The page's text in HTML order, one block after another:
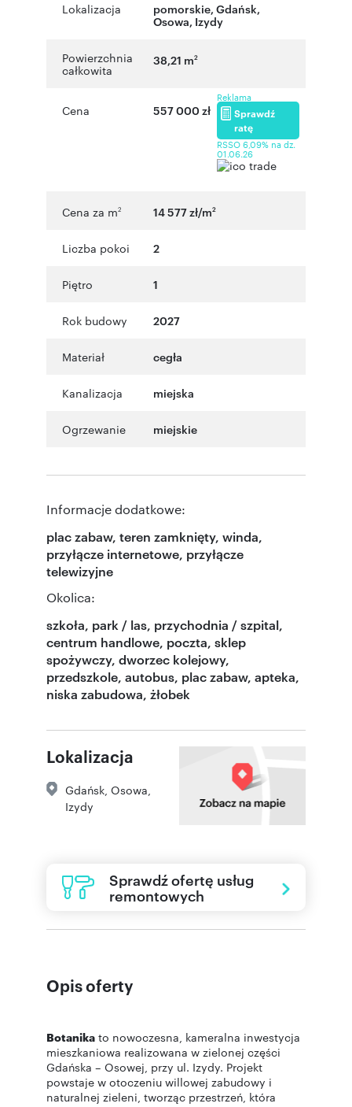
Lokalizacja pomorskie, Gdańsk,
Osowa, Izydy
Powierzchnia
całkowita
38,21 m2
Cena 557 000 zł
Reklama
Sprawdź
ratę
RSSO 6,09% na dz.
01.06.26
Cena za m2 14 577 zł/m2
Liczba pokoi 2
Piętro 1
Rok budowy 2027
Materiał cegła
Kanalizacja miejska
Ogrzewanie miejskie
Informacje dodatkowe:
plac zabaw, teren zamknięty, winda,
przyłącze internetowe, przyłącze
telewizyjne
Okolica:
szkoła, park / las, przychodnia / szpital,
centrum handlowe, poczta, sklep
spożywczy, dworzec kolejowy,
przedszkole, autobus, plac zabaw, apteka,
niska zabudowa, żłobek
Lokalizacja
Gdańsk Osowa
Izydy
Sprawdź ofertę usług
remontowych
Opis oferty
Botanika to nowoczesna, kameralna inwestycja
mieszkaniowa realizowana w zielonej części
Gdańska – Osowej, przy ul. Izydy. Projekt
powstaje w otoczeniu willowej zabudowy i
naturalnej zieleni, tworząc przestrzeń, która